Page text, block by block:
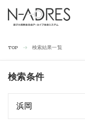
TOP 検索結果一覧
検索条件